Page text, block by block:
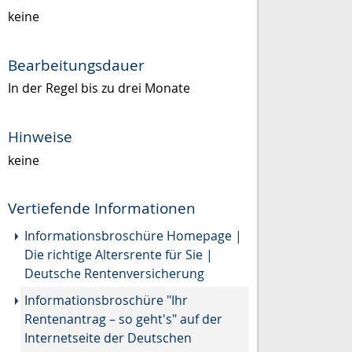
keine
Bearbeitungsdauer
In der Regel bis zu drei Monate
Hinweise
keine
Vertiefende Informationen
Informationsbroschüre Homepage |
Die richtige Altersrente für Sie |
Deutsche Rentenversicherung
Informationsbroschüre "Ihr
Rentenantrag – so geht's" auf der
Internetseite der Deutschen